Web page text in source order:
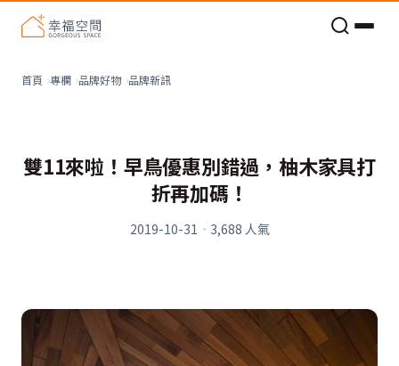
首頁 專欄 品牌好物 品牌新訊
雙11來啦！早鳥優惠別錯過，柚木家具打
折再加碼！
2019-10-31 · 3,688 人氣